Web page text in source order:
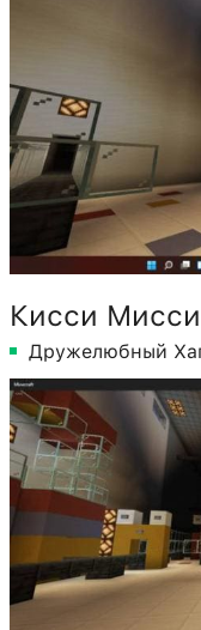
Кисси Мисси
Дружелюбный